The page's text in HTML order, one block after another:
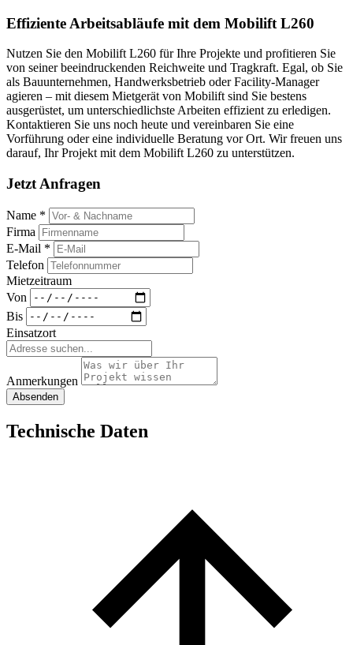
Effiziente Arbeitsabläufe mit dem Mobilift L260
Nutzen Sie den Mobilift L260 für Ihre Projekte und profitieren Sie
von seiner beeindruckenden Reichweite und Tragkraft. Egal, ob Sie
als Bauunternehmen, Handwerksbetrieb oder Facility-Manager
agieren – mit diesem Mietgerät von Mobilift sind Sie bestens
ausgerüstet, um unterschiedlichste Arbeiten effizient zu erledigen.
Kontaktieren Sie uns noch heute und vereinbaren Sie eine
Vorführung oder eine individuelle Beratung vor Ort. Wir freuen uns
darauf, Ihr Projekt mit dem Mobilift L260 zu unterstützen.
Jetzt Anfragen
Name *
Firma
E-Mail *
Telefon
Mietzeitraum
Von
Bis
Einsatzort
Anmerkungen
Absenden
Technische Daten